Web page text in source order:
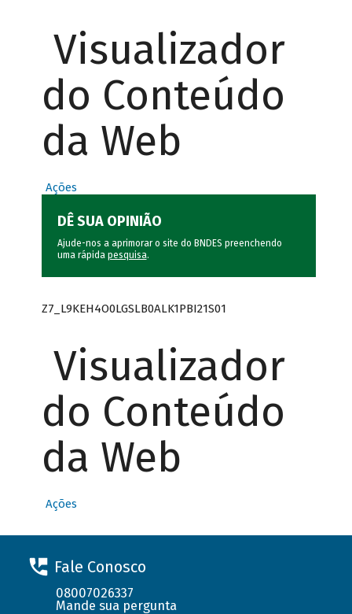
Visualizador
do Conteúdo
da Web
Ações
DÊ SUA OPINIÃO
Ajude-nos a aprimorar o site do BNDES preenchendo
uma rápida pesquisa.
Z7_L9KEH4O0LGSLB0ALK1PBI21S01
Visualizador
do Conteúdo
da Web
Ações
Fale Conosco
08007026337
Mande sua pergunta